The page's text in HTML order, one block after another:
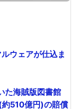
ウェアが仕込ま
た海賊版図書館
510億円)の賠償